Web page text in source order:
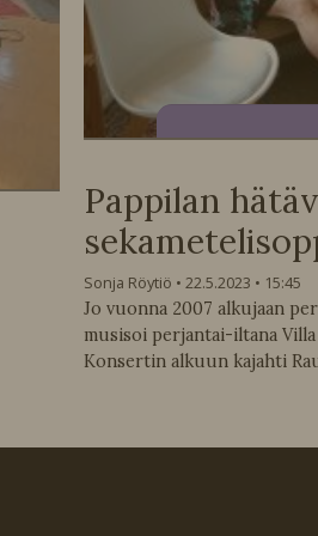
Pappilan
Sonja Röytiö 22.5.2023
15:45
Jo vuonna 2007 alkujaan
musisoi perjantai-iltana
Konsertin alkuun kajahti